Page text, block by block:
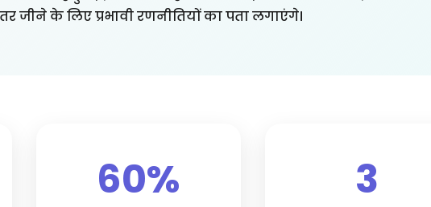
जीने के लिए प्रभावी रणनीतियों का पता लगाएंगे।
60% 3